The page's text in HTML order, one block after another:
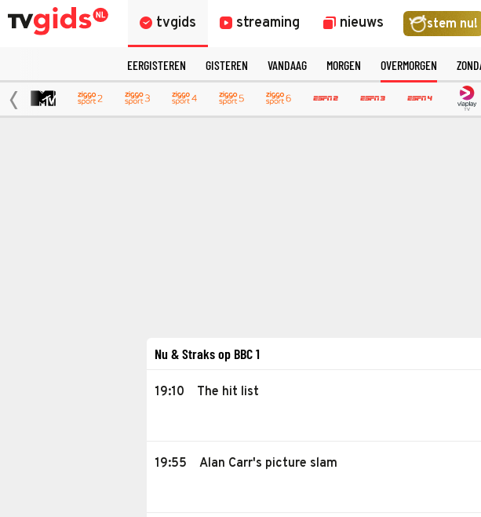
tvgids streaming nieuws stem nu!
EERGISTEREN GISTEREN VANDAAG MORGEN OVERMORGEN
Nu & Straks op BBC 1
19:10 The hit list
19:55 Alan Carr's picture slam